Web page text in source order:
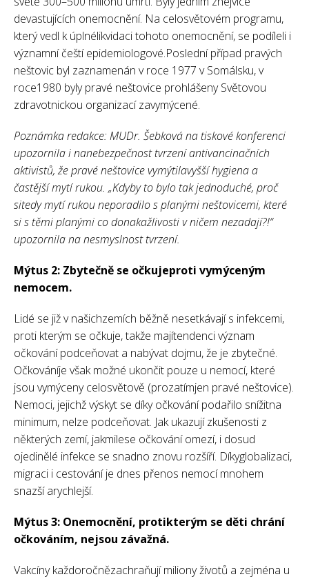
devastujících onemocnění. Na celosvětovém programu,
který vedl k úplnélikvidaci tohoto onemocnění, se podíleli i
významní čeští epidemiologové.Poslední případ pravých
neštovic byl zaznamenán v roce 1977 v Somálsku, v
roce1980 byly pravé neštovice prohlášeny Světovou
zdravotnickou organizací zavymýcené.
Poznámka redakce: MUDr. Šebková na tiskové konferenci
upozornila i nanebezpečnost tvrzení antivancinačních
aktivistů, že pravé neštovice vymýtilavyšší hygiena a
častější mytí rukou. „Kdyby to bylo tak jednoduché, proč
sitedy mytí rukou neporadilo s planými neštovicemi, které
si s těmi planými co donakažlivosti v ničem nezadají?!“
upozornila na nesmyslnost tvrzení.
Mýtus 2: Zbytečně se očkujeproti vymýceným
nemocem.
Lidé se již v našichzemích běžně nesetkávají s infekcemi,
proti kterým se očkuje, takže majítendenci význam
očkování podceňovat a nabývat dojmu, že je zbytečné.
Očkováníje však možné ukončit pouze u nemocí, které
jsou vymýceny celosvětově (prozatímjen pravé neštovice).
Nemoci, jejichž výskyt se díky očkování podařilo snížitna
minimum, nelze podceňovat. Jak ukazují zkušenosti z
některých zemí, jakmilese očkování omezí, i dosud
ojedinělé infekce se snadno znovu rozšíří. Díkyglobalizaci,
migraci i cestování je dnes přenos nemocí mnohem
snazší arychlejší.
Mýtus 3: Onemocnění, protikterým se děti chrání
očkováním, nejsou závažná.
Vakcíny každoročnězachraňují miliony životů a zejména u